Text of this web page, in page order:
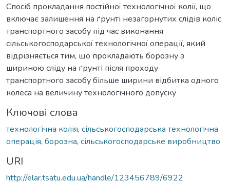
Спосіб прокладання постійної технологічної колії, що
включає залишення на ґрунті незагорнутих слідів коліс
транспортного засобу під час виконання
сільськогосподарської технологічної операції, який
відрізняється тим, що прокладають борозну з
шириною сліду на ґрунті після проходу
транспортного засобу більше ширини відбитка одного
колеса на величину технологічного допуску
Ключові слова
технологічна колія, сільськогосподарська технологічна
операція, борозна, сільськогосподарське виробництво
URI
http://elar.tsatu.edu.ua/handle/123456789/6922